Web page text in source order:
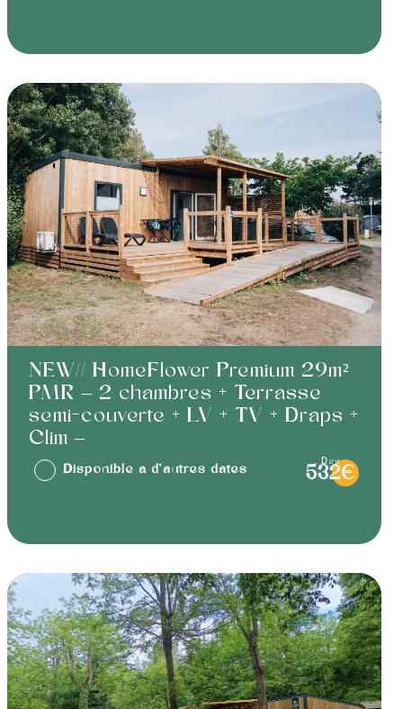
NEW// HomeFlower Premium 29m²
PMR – 2 chambres + Terrasse
semi-couverte + LV + TV + Draps +
Clim –
Disponible à d'autres dates
dès
532€